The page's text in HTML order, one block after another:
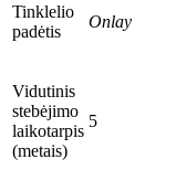
Tinklelio
padėtis
Onlay
Vidutinis
stebėjimo
laikotarpis
(metais)
5